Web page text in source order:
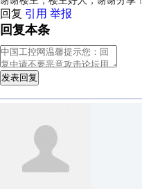
回复 引用 举报
回复本条
发表回复